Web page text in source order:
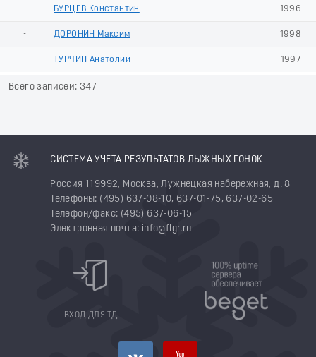
- БУРЦЕВ Константин 1996
- ДОРОНИН Максим 1998
- ТУРЧИН Анатолий 1997
Всего записей: 347
СИСТЕМА УЧЕТА РЕЗУЛЬТАТОВ ЛЫЖНЫХ ГОНОК
Россия 119992, Москва, Лужнецкая набережная, д. 8
Телефоны: (495) 637-08-10, 637-01-75, 637-02-65
Телефон/факс: (495) 637-06-15
Электронная почта: info@flgr.ru
ВХОД ДЛЯ ТД